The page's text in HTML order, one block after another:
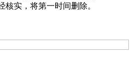
核实，将第一时间删除。